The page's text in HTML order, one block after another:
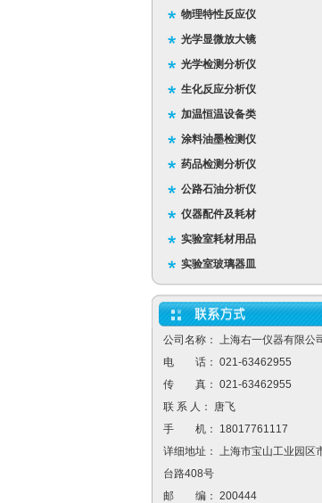
物理特性反应仪
光学显微放大镜
光学检测分析仪
生化反应分析仪
加温恒温设备类
涂料油墨检测仪
药品检测分析仪
公路石油分析仪
仪器配件及耗材
实验室耗材用品
实验室玻璃器皿
公司名称： 上海右一仪器有限公
电 话： 021-63462955
传 真： 021-63462955
联 系 人： 唐飞
手 机： 18017761117
详细地址： 上海市宝山工业园区
台路408号
邮 编： 200444